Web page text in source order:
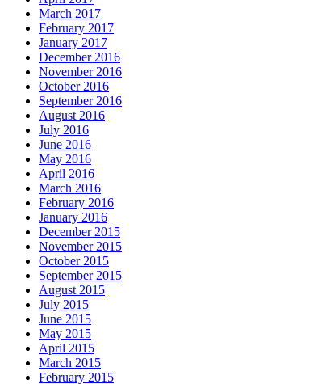
March 2017
February 2017
January 2017
December 2016
November 2016
October 2016
September 2016
August 2016
July 2016
June 2016
May 2016
April 2016
March 2016
February 2016
January 2016
December 2015
November 2015
October 2015
September 2015
August 2015
July 2015
June 2015
May 2015
April 2015
March 2015
February 2015